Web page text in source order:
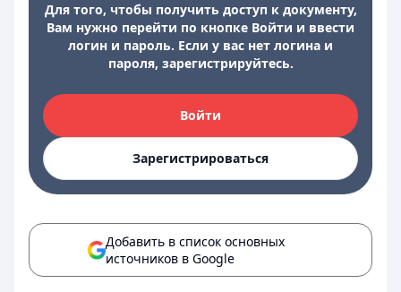
Для того, чтобы получить доступ к документу,
Вам нужно перейти по кнопке Войти и ввести
логин и пароль. Если у вас нет логина и
пароля, зарегистрируйтесь.
Войти
Зарегистрироваться
Добавить в список основных
источников в Google